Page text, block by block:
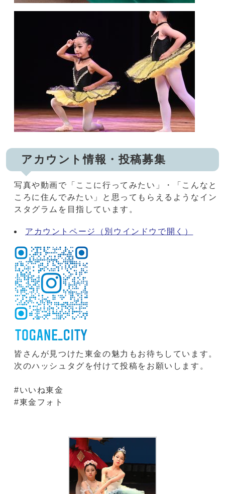
アカウント情報・投稿募集
写真や動画で「ここに行ってみたい」・「こんなと
ころに住んでみたい」と思ってもらえるようなイン
スタグラムを目指しています。
アカウントページ （別ウインドウで開く）
皆さんが見つけた東金の魅力もお待ちしています。
次のハッシュタグを付けて投稿をお願いします。
#いいね東金
#東金フォト